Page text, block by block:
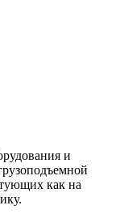
и
как на